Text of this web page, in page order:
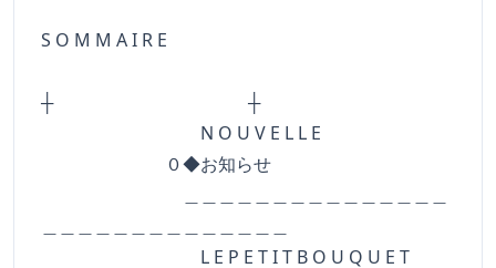
S O M M A I R E
┼ ┼
N O U V E L L E
０◆お知らせ
L E P E T I T B O U Q U E T